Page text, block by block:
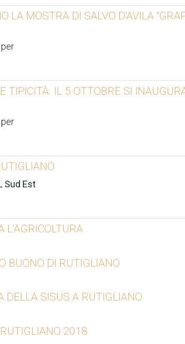
LA MOSTRA DI SALVO D'AVILA
TIPICITÀ. IL 5 OTTOBRE SI
Sud Est
L'AGRICOLTURA
BUONO DI RUTIGLIANO
DELLA SISUS A RUTIGLIANO
2018